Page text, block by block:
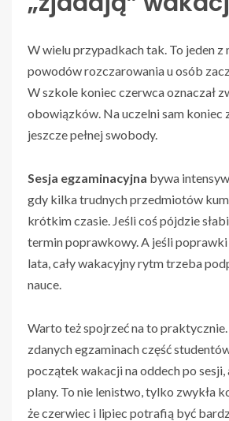
W wielu przypadkach tak. To jeden z
powodów rozczarowania u osób
W szkole koniec czerwca oznaczał
obowiązków. Na uczelni sam koniec
jeszcze pełnej swobody.
Sesja egzaminacyjna bywa
gdy kilka trudnych przedmiotów
krótkim czasie. Jeśli coś pójdzie
termin poprawkowy. A jeśli poprawki
lata, cały wakacyjny rytm trzeba
nauce.
Warto też spojrzeć na to
zdanych egzaminach część
początek wakacji na oddech po sesji,
plany. To nie lenistwo, tylko zwykła
że czerwiec i lipiec potrafią być